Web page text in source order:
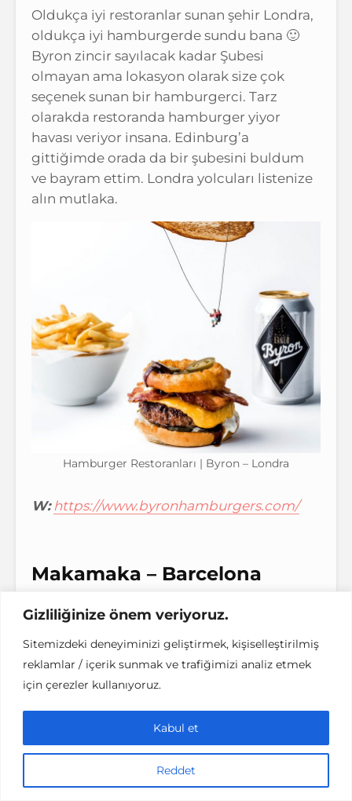
Gizliliğinize önem veriyoruz.
Sitemizdeki deneyiminizi geliştirmek, kişiselleştirilmiş
reklamlar / içerik sunmak ve trafiğimizi analiz etmek
için çerezler kullanıyoruz.
Reddet
Kabul et
Oldukça iyi restoranlar sunan şehir Londra,
oldukça iyi hamburgerde sundu bana 🙂
Byron zincir sayılacak kadar Şubesi
olmayan ama lokasyon olarak size çok
seçenek sunan bir hamburgerci. Tarz
olarakda restoranda hamburger yiyor
havası veriyor insana. Edinburg’a
gittiğimde orada da bir şubesini buldum
ve bayram ettim. Londra yolcuları listenize
alın mutlaka.
Hamburger Restoranları | Byron – Londra
W: https://www.byronhamburgers.com/
Makamaka – Barcelona
Yeme içme üzerine kitap yazabilirim bu
adresim MakaMaka burger. Plaja doğru
yönelirken size anında cezbediyor aman
göbeğim çıkarsa çıksın diyerek
dalıyorsunuz içeri 🙂 Çekinmeyin dalın
bence, çekeriz göbekleri içeri sorun değil…